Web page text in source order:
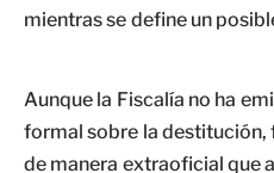
mientras se define un
Aunque la Fiscalía no ha
formal sobre la destitución,
de manera extraoficial que